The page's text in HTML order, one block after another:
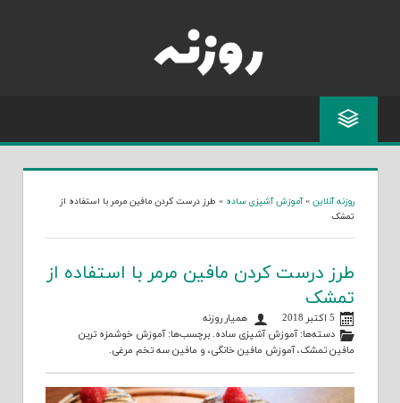
روزنه آنلاین »آموزش آشپزی ساده » طرز درست کردن مافین مرمر با استفاده از
تمشک
طرز درست کردن مافین مرمر با استفاده از
تمشک
5 اکتبر 2018
همیار روزنه
دسته‌ها:آموزش آشپزی ساده. برچسب‌ها:آموزش خوشمزه ترین
مافین تمشک،آموزش مافین خانگی، و مافین سه تخم مرغی.